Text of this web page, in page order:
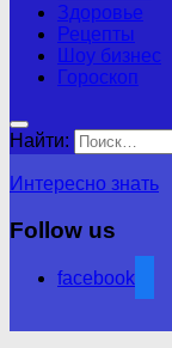
Здоровье
Рецепты
Шоу бизнес
Гороскоп
Найти:
Интересно знать
Follow us
facebook